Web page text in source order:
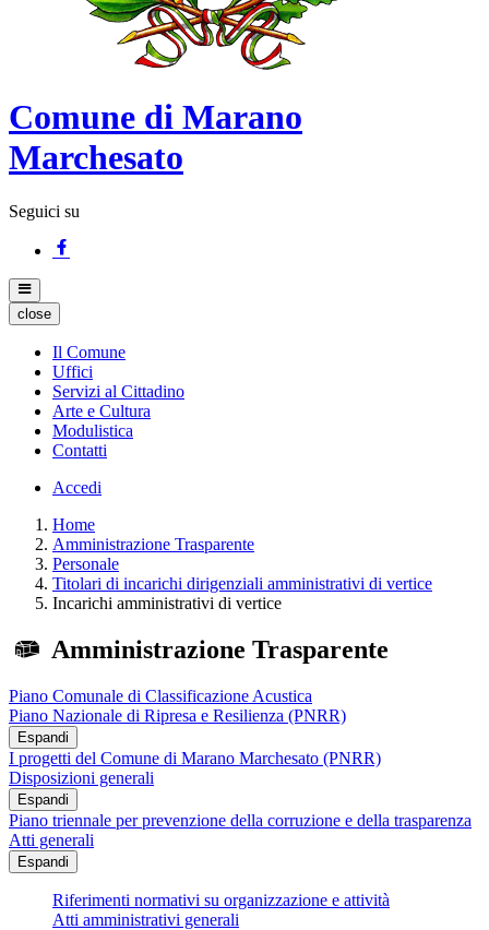
Comune di Marano
Marchesato
Seguici su
close
Il Comune
Uffici
Servizi al Cittadino
Arte e Cultura
Modulistica
Contatti
Accedi
Home
Amministrazione Trasparente
Personale
Titolari di incarichi dirigenziali amministrativi di vertice
Incarichi amministrativi di vertice
Amministrazione Trasparente
Piano Comunale di Classificazione Acustica
Piano Nazionale di Ripresa e Resilienza (PNRR)
Espandi
I progetti del Comune di Marano Marchesato (PNRR)
Disposizioni generali
Espandi
Piano triennale per prevenzione della corruzione e della trasparenza
Atti generali
Espandi
Riferimenti normativi su organizzazione e attività
Atti amministrativi generali